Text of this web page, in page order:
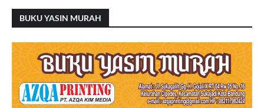
BUKU YASIN MURAH